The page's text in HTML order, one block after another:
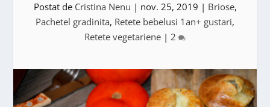
Postat de Cristina Nenu | nov. 25, 2019 | Briose,
Pachetel gradinita, Retete bebelusi 1an+ gustari,
Retete vegetariene | 2